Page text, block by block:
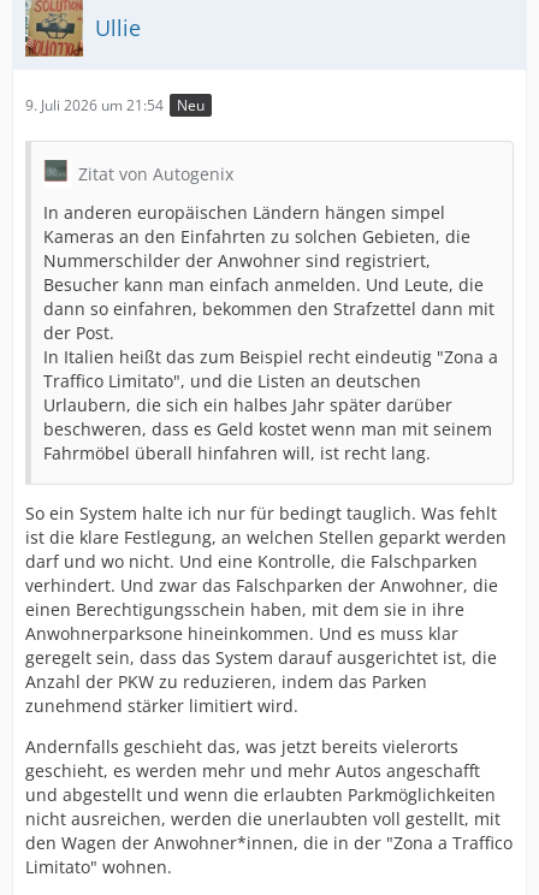
Ullie
9. Juli 2026 um 21:54 Neu
Zitat von Autogenix
In anderen europäischen Ländern hängen simpel
Kameras an den Einfahrten zu solchen Gebieten, die
Nummerschilder der Anwohner sind registriert,
Besucher kann man einfach anmelden. Und Leute, die
dann so einfahren, bekommen den Strafzettel dann mit
der Post.
In Italien heißt das zum Beispiel recht eindeutig "Zona a
Traffico Limitato", und die Listen an deutschen
Urlaubern, die sich ein halbes Jahr später darüber
beschweren, dass es Geld kostet wenn man mit seinem
Fahrmöbel überall hinfahren will, ist recht lang.
So ein System halte ich nur für bedingt tauglich. Was fehlt
ist die klare Festlegung, an welchen Stellen geparkt werden
darf und wo nicht. Und eine Kontrolle, die Falschparken
verhindert. Und zwar das Falschparken der Anwohner, die
einen Berechtigungsschein haben, mit dem sie in ihre
Anwohnerparksone hineinkommen. Und es muss klar
geregelt sein, dass das System darauf ausgerichtet ist, die
Anzahl der PKW zu reduzieren, indem das Parken
zunehmend stärker limitiert wird.
Andernfalls geschieht das, was jetzt bereits vielerorts
geschieht, es werden mehr und mehr Autos angeschafft
und abgestellt und wenn die erlaubten Parkmöglichkeiten
nicht ausreichen, werden die unerlaubten voll gestellt, mit
den Wagen der Anwohner*innen, die in der "Zona a Traffico
Limitato" wohnen.